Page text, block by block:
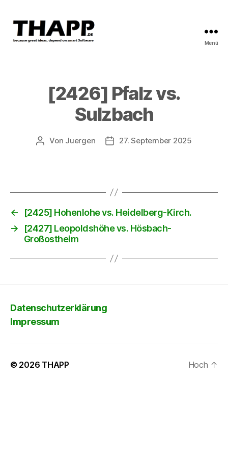
Menü
[2426] Pfalz vs.
Sulzbach
Beitragsautor
Von Juergen Beitragsdatum
27. September 2025
←
[2425] Hohenlohe vs. Heidelberg-Kirch.
→
[2427] Leopoldshöhe vs. Hösbach-
Großostheim
Datenschutzerklärung
Impressum
© 2026 THAPP Hoch ↑